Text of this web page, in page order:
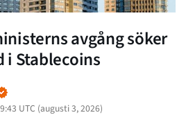
avgång söker
i Stablecoins
UTC (augusti 3, 2026)